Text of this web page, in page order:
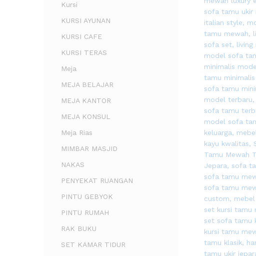
Kursi
KURSI AYUNAN
KURSI CAFE
KURSI TERAS
Meja
MEJA BELAJAR
MEJA KANTOR
MEJA KONSUL
Meja Rias
MIMBAR MASJID
NAKAS
PENYEKAT RUANGAN
PINTU GEBYOK
PINTU RUMAH
RAK BUKU
SET KAMAR TIDUR